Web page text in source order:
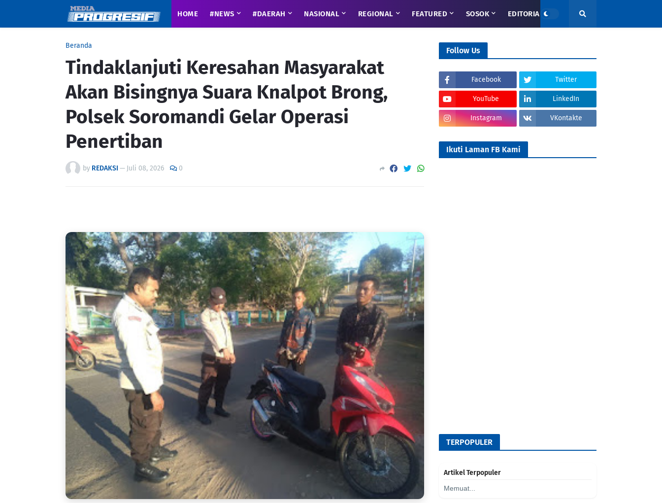
HOME #NEWS #DAERAH NASIONAL REGIONAL FEATURED SOSOK EDITORIAL
Beranda
Tindaklanjuti Keresahan Masyarakat
Akan Bisingnya Suara Knalpot Brong,
Polsek Soromandi Gelar Operasi
Penertiban
by REDAKSI — Juli 08, 2026 0
Follow Us
Facebook Twitter
YouTube LinkedIn
Instagram VKontakte
Ikuti Laman FB Kami
TERPOPULER
Artikel Terpopuler
Memuat...